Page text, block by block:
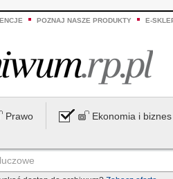
POZNAJ NASZE PRODUKTY E-
Prawo Ekonomia i biznes